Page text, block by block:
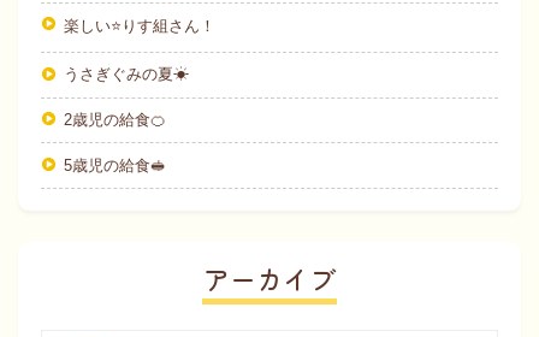
楽しい⭐りす組さん！
うさぎぐみの夏☀
2歳児の給食🍊
5歳児の給食🥪
アーカイブ